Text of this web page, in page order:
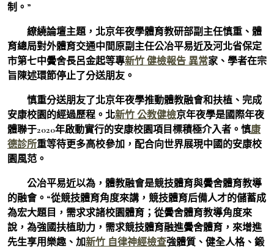
制。”
繚繞論壇主題，北京年夜學體育教研部副主任慎重、體
育總局對外體育交通中間原副主任公冶平易近及河北省保定
市第七中黌舍長呂金起等專新竹 健檢報告 異常家、學者在宗
旨陳述環節停止了分送朋友。
慎重分送朋友了北京年夜學推動體教融會和扶植、完成
安康校園的經過歷程。北新竹 公教健檢京年夜學是國際年夜
體聯于2020年啟動實行的安康校園項目標積極介入者。慎康
德診所重等待更多高校參加，配合向世界展現中國的安康校
園風范。
公冶平易近以為，體教融會是競技體育與黌舍體育教導
的融會。“從競技體育角度來講，競技體育后備人才的儲蓄成
為宏大題目，需求求諸校園體育；從黌舍體育教導角度來
說，為強國扶植助力，需求競技體育融進黌舍體育，來增進
先生享用樂趣、加新竹 自律神經檢查強體質、健全人格、鍛